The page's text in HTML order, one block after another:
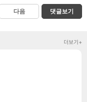
다음 댓글보기
더보기+